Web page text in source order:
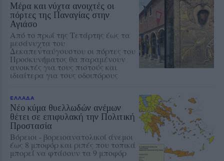
Μέρα και νύχτα ανοιχτές οι
πόρτες της Παναγίας στην
Αγιάσο
Από το πρωί της Τετάρτης έως τα
μεσάνυχτα του
Δεκαπενταύγουστου οι πόρτες του
Προσκυνήματος θα παραμένουν
ανοικτές για τους πιστούς και
ιδιαίτερα για τους οδοιπόρους
ΕΛΛΑΔΑ
Νέο κύμα θυελλωδών ανέμων
θέτει σε επιφυλακή την Πολιτική
Προστασία
Βόρειοι - βορειοανατολικοί άνεμοι
έως 8 μποφόρ και ριπές που τοπικά
μπορεί να φτάσουν τα 9 μποφόρ